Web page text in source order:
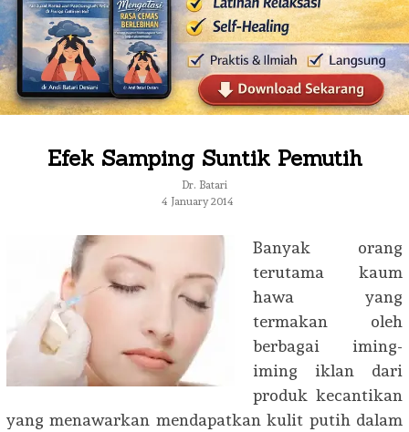
Efek Samping Suntik Pemutih
Dr. Batari
4 January 2014
Banyak orang
terutama kaum
hawa yang
termakan oleh
berbagai iming-
iming iklan dari
produk kecantikan
yang menawarkan mendapatkan kulit putih dalam